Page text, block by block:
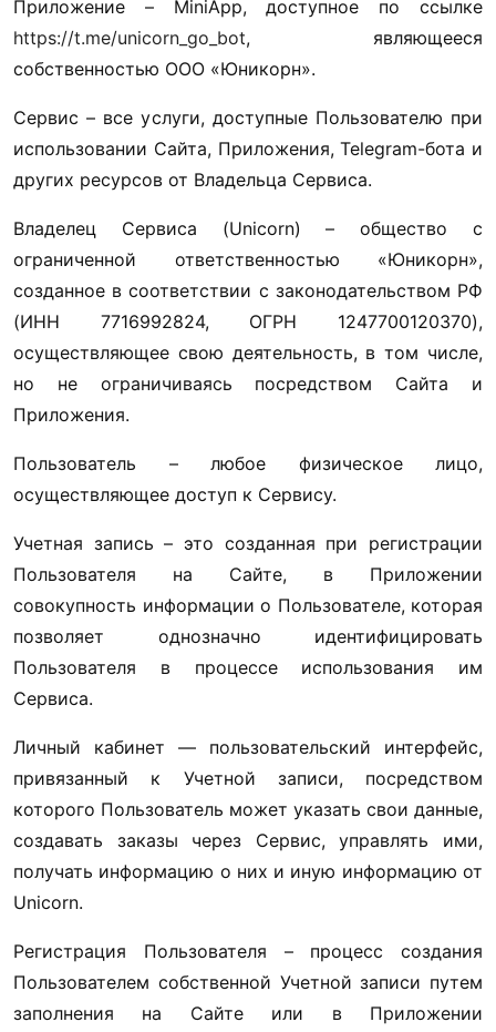
https://t.me/unicorn_go_bot, являющееся
собственностью ООО «Юникорн».
Сервис – все услуги, доступные Пользователю при
использовании Сайта, Приложения, Telegram-бота и
других ресурсов от Владельца Сервиса.
Владелец Сервиса (Unicorn) – общество с
ограниченной ответственностью «Юникорн»,
созданное в соответствии с законодательством РФ
(ИНН 7716992824, ОГРН 1247700120370),
но не ограничиваясь посредством Сайта и
Приложения.
Пользователь – любое физическое лицо,
осуществляющее доступ к Сервису.
Учетная запись – это созданная при регистрации
Пользователя на Сайте, в Приложении
совокупность информации о Пользователе, которая
позволяет однозначно идентифицировать
Пользователя в процессе использования им
Сервиса.
Личный кабинет — пользовательский интерфейс,
привязанный к Учетной записи, посредством
которого Пользователь может указать свои данные,
создавать заказы через Сервис, управлять ими,
получать информацию о них и иную информацию от
Unicorn.
Регистрация Пользователя – процесс создания
Пользователем собственной Учетной записи путем
заполнения на Сайте или в Приложении